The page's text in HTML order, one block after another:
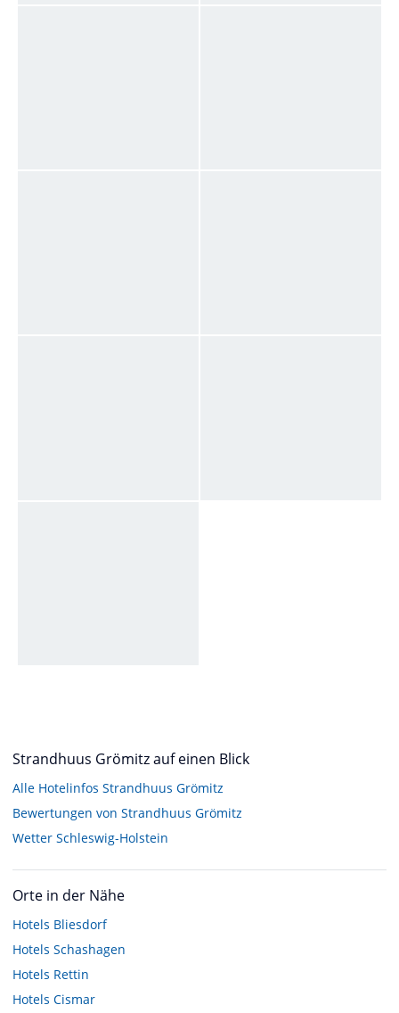
Strandhuus Grömitz auf einen Blick
Alle Hotelinfos Strandhuus Grömitz
Bewertungen von Strandhuus Grömitz
Wetter Schleswig-Holstein
Orte in der Nähe
Hotels Bliesdorf
Hotels Schashagen
Hotels Rettin
Hotels Cismar